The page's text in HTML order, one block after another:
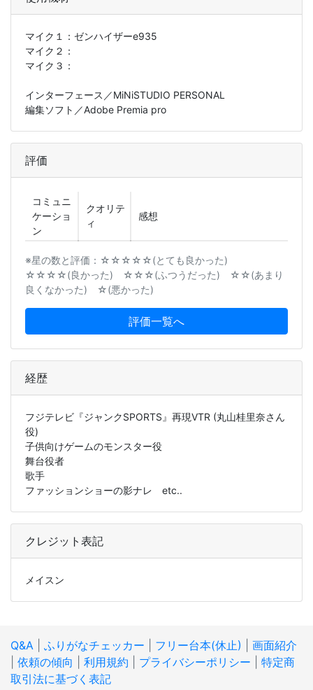
マイク１： ゼンハイザーe935
マイク２：
マイク３：
インターフェース／MiNiSTUDIO PERSONAL
編集ソフト／Adobe Premia pro
評価
コミュニ
ケーショ
ン
クオリテ
ィ
感想
※星の数と評価：☆☆☆☆☆(とても良かった)
☆☆☆☆(良かった) ☆☆☆(ふつうだった) ☆☆(あまり
良くなかった) ☆(悪かった)
評価一覧へ
経歴
フジテレビ『ジャンクSPORTS』再現VTR (丸山桂里奈さん
役)
子供向けゲームのモンスター役
舞台役者
歌手
ファッションショーの影ナレ etc..
クレジット表記
メイスン
Q&A ふりがなチェッカー フリー台本(休止)
画面紹介
依頼の傾向 利用規約 プライバシーポリシー
特定商
取引法に基づく表記